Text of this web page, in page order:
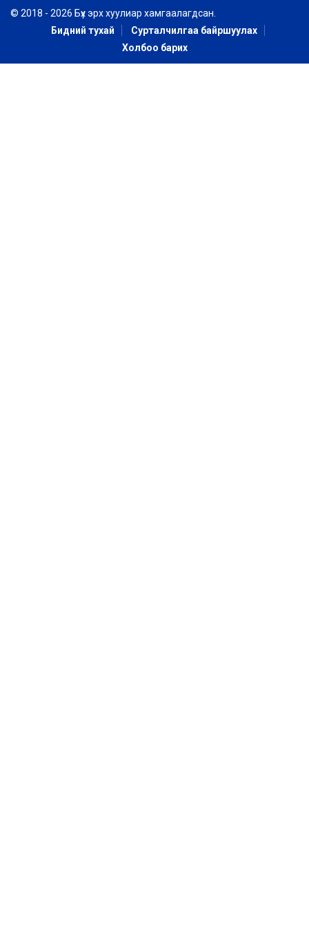
© 2018 - 2026 Бүх эрх хуулиар хамгаалагдсан.
Бидний тухай
Сурталчилгаа байршуулах
Холбоо барих